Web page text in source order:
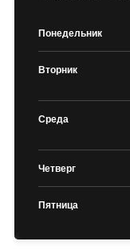
Понедельник
Вторник
Среда
Четверг
Пятница